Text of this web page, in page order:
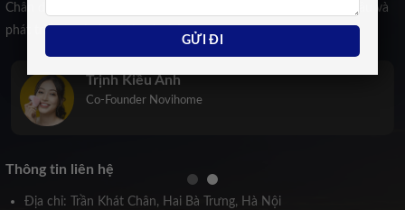
Chân dung những con người đầu tiên dìu dắt Novihome khởi đầu và
phát triển tươi sáng tới ngày hôm nay:
Trịnh Kiều Anh
Co-Founder Novihome
Thông tin liên hệ
Địa chỉ: Trần Khát Chân, Hai Bà Trưng, Hà Nội